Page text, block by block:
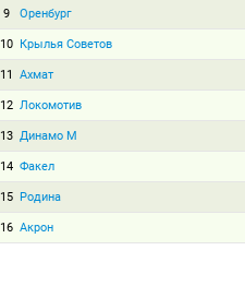
9 Оренбург
10 Крылья Советов
11 Ахмат
12 Локомотив
13 Динамо М
14 Факел
15 Родина
16 Акрон